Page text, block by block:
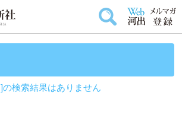
]の検索結果はありません